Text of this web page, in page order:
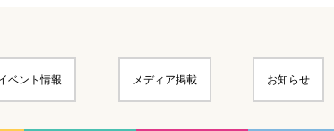
ベント情報 メディア掲載 お知らせ